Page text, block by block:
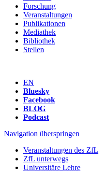
Forschung
Veranstaltungen
Publikationen
Mediathek
Bibliothek
Stellen
EN
Bluesky
Facebook
BLOG
Podcast
Navigation überspringen
Veranstaltungen des ZfL
ZfL unterwegs
Universitäre Lehre